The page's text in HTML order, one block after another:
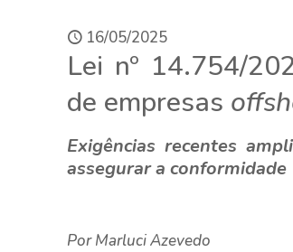
16/05/2025
Lei nº 14.754/
de empresas
Exigências recentes
assegurar a conformidade
Por Marluci Azevedo